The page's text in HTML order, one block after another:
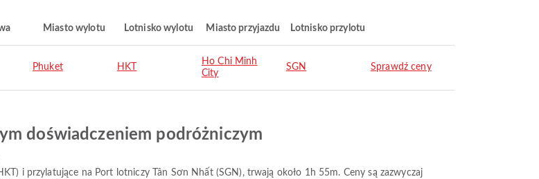
Miasto wylotu Lotnisko wylotu Miasto przyjazdu Lotnisko przylotu
Phuket HKT
Ho Chi Minh
City
SGN Sprawdź ceny
doświadczeniem podróżniczym
i przylatujące na Port lotniczy Tân Sơn Nhất (SGN), trwają około 1h 55m. Ceny są zazwyczaj